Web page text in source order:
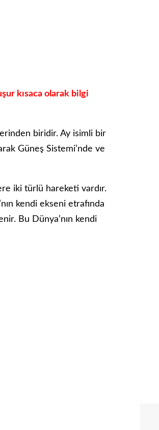
kısaca olarak bilgi
biridir. Ay isimli bir
Güneş Sistemi’nde ve
iki türlü hareketi vardır.
kendi ekseni etrafında
Bu Dünya’nın kendi